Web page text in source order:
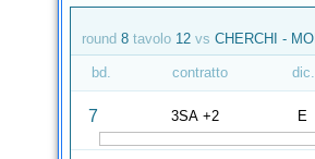
round 8 tavolo 12 vs CHERCHI - MOI
bd. contratto dic.
7 3SA +2 E